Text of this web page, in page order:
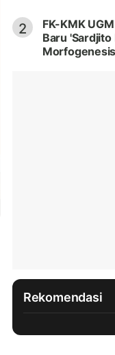
2
FK-KMK
Baru 'Sardjito
Rekomendasi